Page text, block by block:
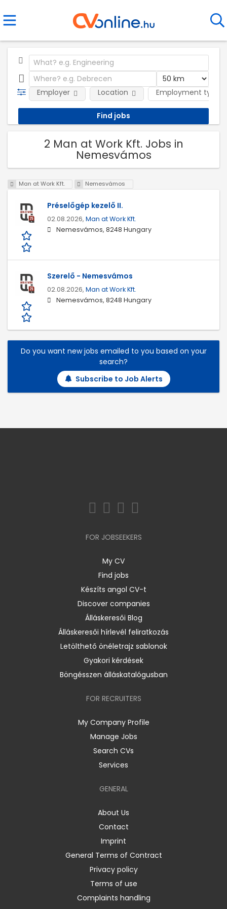
Employment type
Employer Location
2 Man at Work Kft. Jobs in
Nemesvámos
Man at Work Kft. Nemesvámos
Préselőgép kezelő II.
02.08.2026, Man at Work Kft.
Nemesvámos, 8248 Hungary
Szerelő - Nemesvámos
02.08.2026, Man at Work Kft.
Nemesvámos, 8248 Hungary
Do you want new jobs emailed to you based on your
search?
Subscribe to Job Alerts
FOR JOBSEEKERS
My CV
Find jobs
Készíts angol CV-t
Discover companies
Álláskeresői Blog
Álláskeresői hírlevél feliratkozás
Letölthető önéletrajz sablonok
Gyakori kérdések
Böngésszen álláskatalógusban
FOR RECRUITERS
My Company Profile
Manage Jobs
Search CVs
Services
GENERAL
About Us
Contact
Imprint
General Terms of Contract
Privacy policy
Terms of use
Complaints handling